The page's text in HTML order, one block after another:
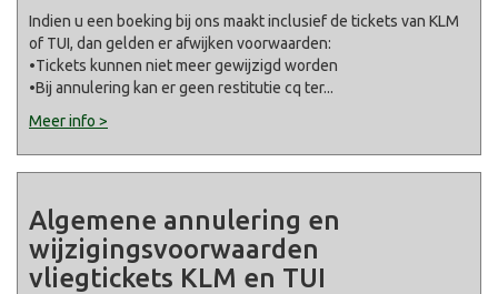
Indien u een boeking bij ons maakt inclusief de tickets van KLM
of TUI, dan gelden er afwijken voorwaarden:
•Tickets kunnen niet meer gewijzigd worden
•Bij annulering kan er geen restitutie cq ter...
Meer info >
Algemene annulering en
wijzigingsvoorwaarden
vliegtickets KLM en TUI